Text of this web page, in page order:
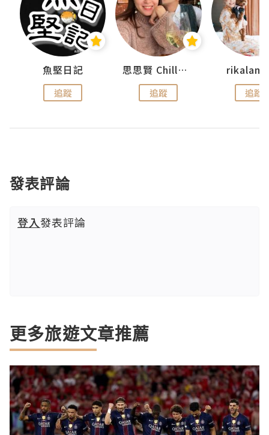
魚堅日記
追蹤
思思賢 ChillMyBabe
追蹤 追蹤
發表評論
登入發表評論
更多旅遊文章推薦